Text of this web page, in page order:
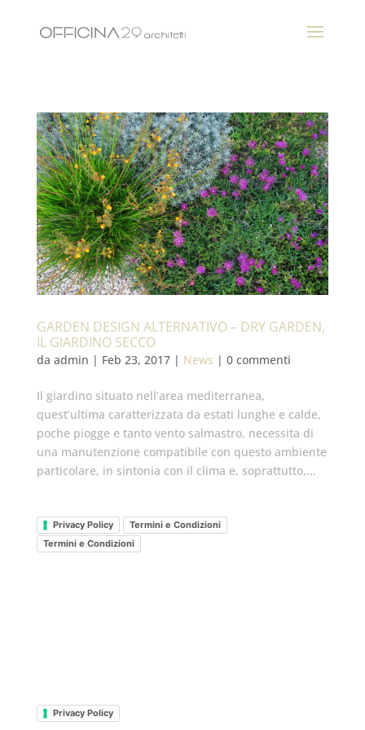
GARDEN DESIGN ALTERNATIVO – DRY GARDEN,
IL GIARDINO SECCO
da admin | Feb 23, 2017| News | 0 commenti
Il giardino situato nell’area mediterranea,
quest’ultima caratterizzata da estati lunghe e calde,
poche piogge e tanto vento salmastro, necessita di
una manutenzione compatibile con questo ambiente
particolare, in sintonia con il clima e, soprattutto,...
Privacy Policy
Termini e Condizioni
Termini e Condizioni
Privacy Policy